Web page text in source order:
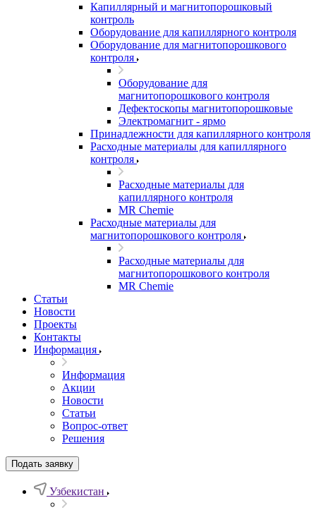
Капиллярный и магнитопорошковый
контроль
Оборудование для капиллярного контроля
Оборудование для магнитопорошкового
контроля
Оборудование для
магнитопорошкового контроля
Дефектоскопы магнитопорошковые
Электромагнит - ярмо
Принадлежности для капиллярного контроля
Расходные материалы для капиллярного
контроля
Расходные материалы для
капиллярного контроля
MR Chemie
Расходные материалы для
магнитопорошкового контроля
Расходные материалы для
магнитопорошкового контроля
MR Chemie
Статьи
Новости
Проекты
Контакты
Информация
Информация
Акции
Новости
Статьи
Вопрос-ответ
Решения
Подать заявку
Узбекистан